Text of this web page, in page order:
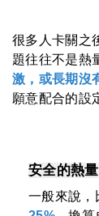
很多人卡關之
題往往不是熱
激，或長期沒
願意配合的設
安全的熱
一般來說